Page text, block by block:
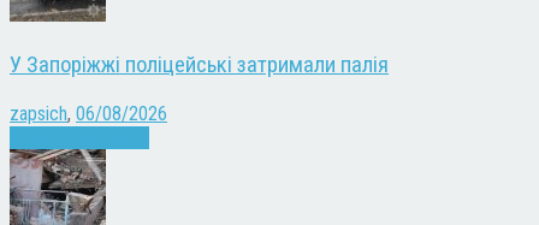
У Запоріжжі поліцейські затримали палія
zapsich, 06/08/2026